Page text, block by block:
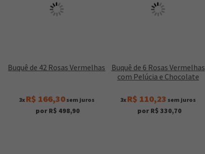
Buquê de 42 Rosas Vermelhas
3x R$ 166,30sem juros
por R$ 498,90
Buquê de 6 Rosas Vermelhas
com Pelúcia e Chocolate
3x R$ 110,23 sem juros
por R$ 330,70